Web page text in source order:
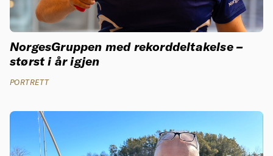
NorgesGruppen med rekorddeltakelse –
størst i år igjen
PORTRETT